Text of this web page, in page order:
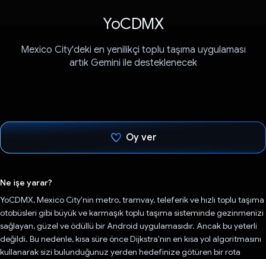
YoCDMX
Mexico City'deki en yenilikçi toplu taşıma uygulaması
artık Gemini ile desteklenecek
Oy ver
Ne işe yarar?
YoCDMX, Mexico City'nin metro, tramvay, teleferik ve hızlı toplu taşıma
otobüsleri gibi büyük ve karmaşık toplu taşıma sisteminde gezinmenizi
sağlayan, güzel ve ödüllü bir Android uygulamasıdır. Ancak bu yeterli
değildi. Bu nedenle, kısa süre önce Dijkstra'nın en kısa yol algoritmasını
kullanarak sizi bulunduğunuz yerden hedefinize götüren bir rota